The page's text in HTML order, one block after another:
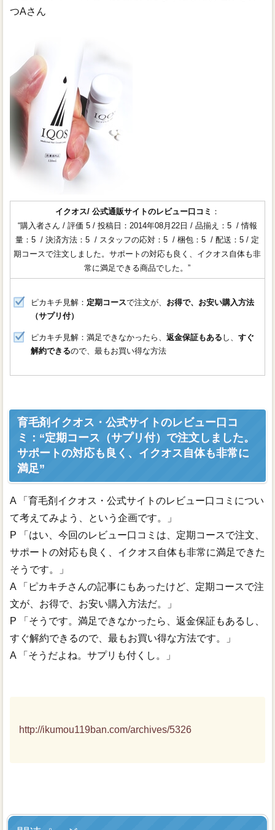
つAさん
イクオス/ 公式通販サイトのレビュー口コミ ：
“購入者さん / 評価 5 / 投稿日：2014年08月22日 / 品揃え：5 / 情報
量：5 / 決済方法：5 / スタッフの応対：5 / 梱包：5 / 配送：5 / 定
期コースで注文しました。サポートの対応も良く、イクオス自体も非
常に満足できる商品でした。”
ピカキチ見解： 定期コースで注文が、 お得で、お安い購入方法
（サプリ付）
ピカキチ見解：満足できなかったら、 返金保証もある し、 すぐ
解約できるので、最もお買い得な方法
育毛剤イクオス・公式サイトのレビュー口コ
ミ：“定期コース （サプリ付） で注文しました。
サポートの対応も良く、イクオス自体も非常に
満足”
A 「育毛剤イクオス・公式サイトのレビュー口コミについ
て考えてみよう、という企画です。」
P 「はい、今回のレビュー口コミは、定期コースで注文、
サポートの対応も良く、イクオス自体も非常に満足できた
そうです。」
A 「ピカキチさんの記事にもあったけど、定期コースで注
文が、お得で、お安い購入方法だ。」
P 「そうです。満足できなかったら、返金保証もあるし、
すぐ解約できるので、最もお買い得な方法です。」
A 「そうだよね。サプリも付くし。」
http://ikumou119ban.com/archives/5326